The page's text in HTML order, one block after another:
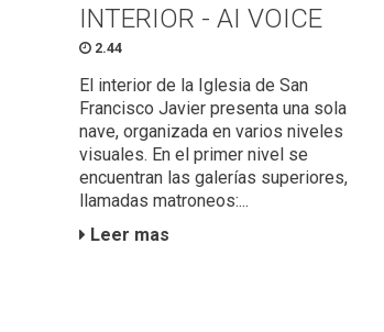
INTERIOR - AI VOICE
2.44
El interior de la Iglesia de San
Francisco Javier presenta una sola
nave, organizada en varios niveles
visuales. En el primer nivel se
encuentran las galerías superiores,
llamadas matroneos:...
Leer mas